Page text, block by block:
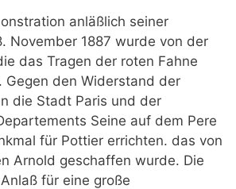
anläßlich seiner
November 1887 wurde von der
das Tragen der roten Fahne
Gegen den Widerstand der
die Stadt Paris und der
Seine auf dem Pere
für Pottier errichten. das von
Arnold geschaffen wurde. Die
für eine große